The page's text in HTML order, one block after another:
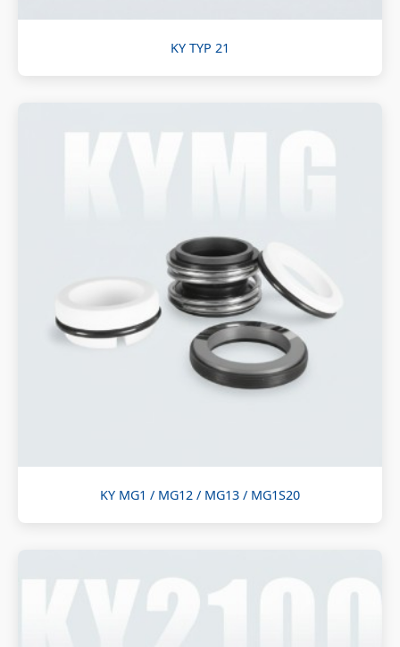
KY TYP 21
KY MG1 / MG12 / MG13 / MG1S20